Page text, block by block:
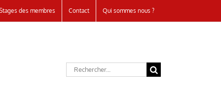
des membres Contact Qui sommes nous ?
Rechercher: